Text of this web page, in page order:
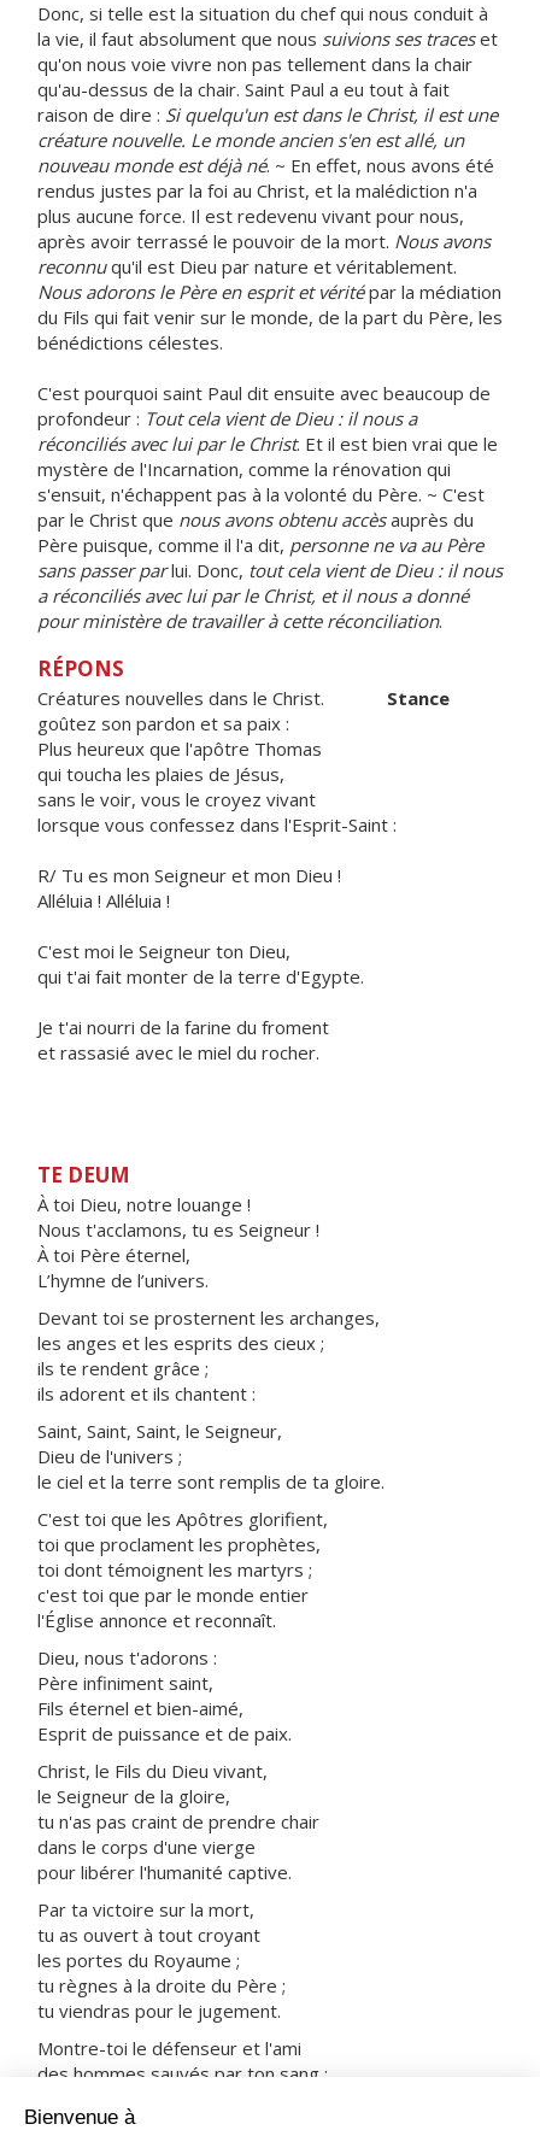
Donc, si telle est la situation du chef qui nous conduit à
la vie, il faut absolument que nous suivions ses traceset
qu'on nous voie vivre non pas tellement dans la chair
qu'au-dessus de la chair. Saint Paul a eu tout à fait
raison de dire : Si quelqu'un est dans le Christ, il est une
créature nouvelle. Le monde ancien s'en est allé, un
nouveau monde est déjà né. ~ En effet, nous avons été
rendus justes par la foi au Christ, et la malédiction n'a
plus aucune force. Il est redevenu vivant pour nous,
après avoir terrassé le pouvoir de la mort. Nous avons
reconnuqu'il est Dieu par nature et véritablement.
Nous adorons le Père en esprit et véritépar la médiation
du Fils qui fait venir sur le monde, de la part du Père, les
bénédictions célestes.
C'est pourquoi saint Paul dit ensuite avec beaucoup de
profondeur : Tout cela vient de Dieu : il nous a
réconciliés avec lui par le Christ. Et il est bien vrai que le
mystère de l'Incarnation, comme la rénovation qui
s'ensuit, n'échappent pas à la volonté du Père. ~ C'est
par le Christ que nous avons obtenu accèsauprès du
Père puisque, comme il l'a dit, personne ne va au Père
sans passer parlui. Donc, tout cela vient de Dieu : il nous
a réconciliés avec lui par le Christ, et il nous a donné
pour ministère de travailler à cette réconciliation.
RÉPONS
Créatures nouvelles dans le Christ. Stance
goûtez son pardon et sa paix :
Plus heureux que l'apôtre Thomas
qui toucha les plaies de Jésus,
sans le voir, vous le croyez vivant
lorsque vous confessez dans l'Esprit-Saint :
R/ Tu es mon Seigneur et mon Dieu !
Alléluia ! Alléluia !
C'est moi le Seigneur ton Dieu,
qui t'ai fait monter de la terre d'Egypte.
Je t'ai nourri de la farine du froment
et rassasié avec le miel du rocher.
TE DEUM
À toi Dieu, notre louange !
Nous t'acclamons, tu es Seigneur !
À toi Père éternel,
L’hymne de l’univers.
Devant toi se prosternent les archanges,
les anges et les esprits des cieux ;
ils te rendent grâce ;
ils adorent et ils chantent :
Saint, Saint, Saint, le Seigneur,
Dieu de l'univers ;
le ciel et la terre sont remplis de ta gloire.
C'est toi que les Apôtres glorifient,
toi que proclament les prophètes,
toi dont témoignent les martyrs ;
c'est toi que par le monde entier
l'Église annonce et reconnaît.
Dieu, nous t'adorons :
Père infiniment saint,
Fils éternel et bien-aimé,
Esprit de puissance et de paix.
Christ, le Fils du Dieu vivant,
le Seigneur de la gloire,
tu n'as pas craint de prendre chair
dans le corps d'une vierge
pour libérer l'humanité captive.
Par ta victoire sur la mort,
tu as ouvert à tout croyant
les portes du Royaume ;
tu règnes à la droite du Père ;
tu viendras pour le jugement.
Montre-toi le défenseur et l'ami
des hommes sauvés par ton sang :
dans ta joie et dans ta lumière.